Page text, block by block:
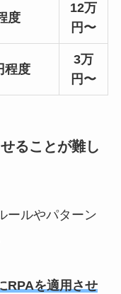
度
12万
円〜
程度
3万
円〜
ることが難し
ールやパターン
RPAを適用させ